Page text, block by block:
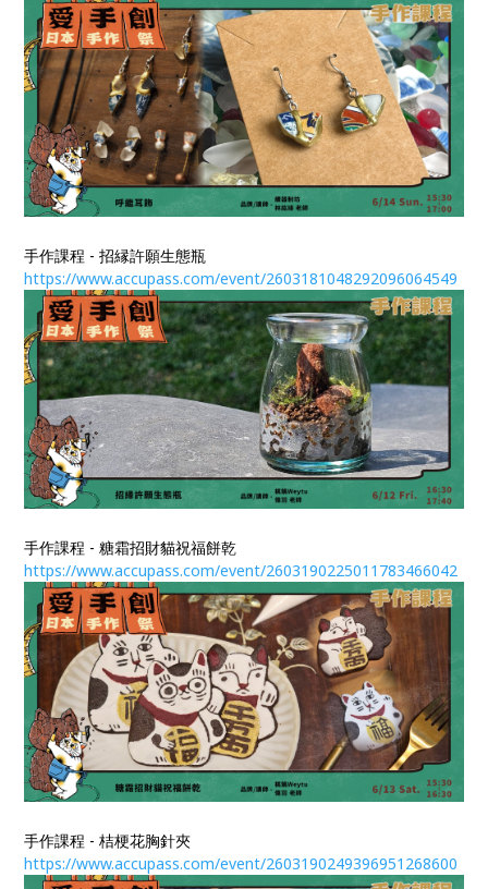
手作課程 - 招縁許願生態瓶
https://www.accupass.com/event/2603181048292096064549
手作課程 - 糖霜招財貓祝福餅乾
https://www.accupass.com/event/2603190225011783466042
手作課程 - 桔梗花胸針夾
https://www.accupass.com/event/2603190249396951268600